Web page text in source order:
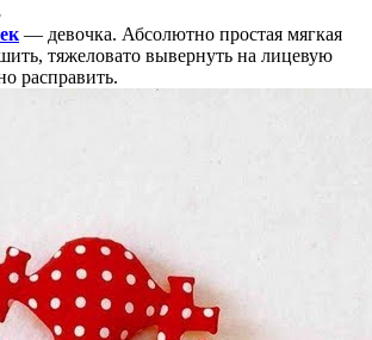
— девочка. Абсолютно простая мягкая
тяжеловато вывернуть на лицевую
расправить.